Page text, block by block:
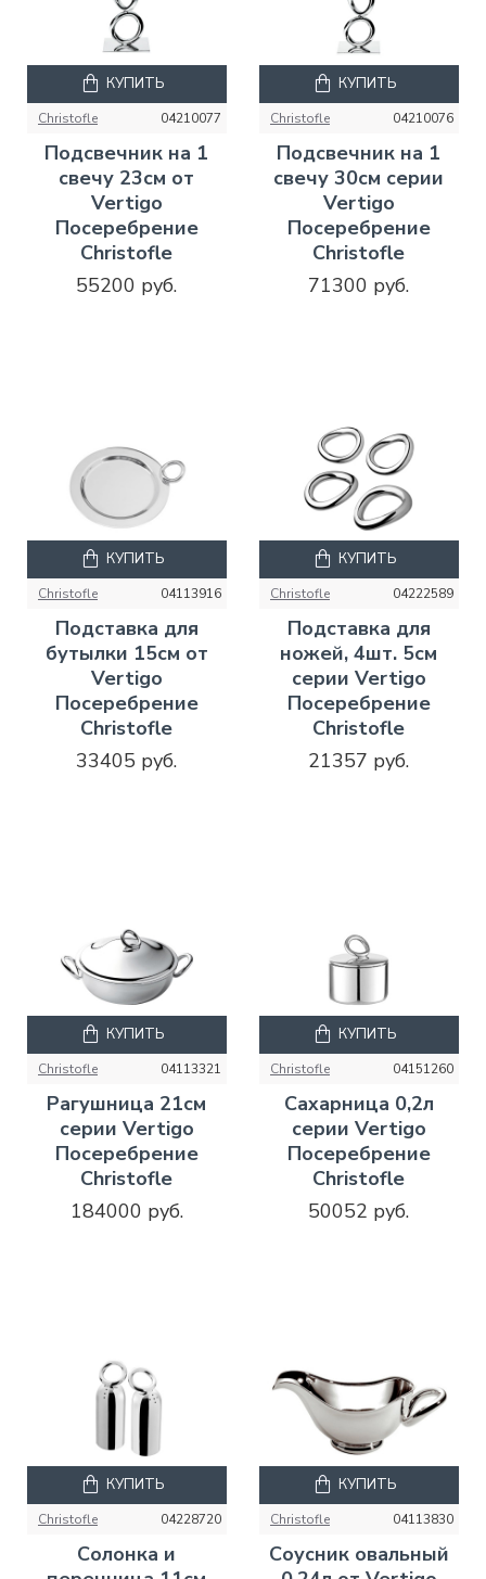
Christofle 04210077
Подсвечник на 1
свечу 23см от
Vertigo
Посеребрение
Christofle
55200 руб.
КУПИТЬ
Christofle 04210076
Подсвечник на 1
свечу 30см серии
Vertigo
Посеребрение
Christofle
71300 руб.
КУПИТЬ
Christofle 04113916
Подставка для
бутылки 15см от
Vertigo
Посеребрение
Christofle
33405 руб.
КУПИТЬ
Christofle 04222589
Подставка для
ножей, 4шт. 5см
серии Vertigo
Посеребрение
Christofle
21357 руб.
КУПИТЬ
Christofle 04113321
Рагушница 21см
серии Vertigo
Посеребрение
Christofle
184000 руб.
КУПИТЬ
Christofle 04151260
Сахарница 0,2л
серии Vertigo
Посеребрение
Christofle
50052 руб.
КУПИТЬ
Christofle 04228720
Солонка и
КУПИТЬ
Christofle 04113830
Соусник овальный
КУПИТЬ